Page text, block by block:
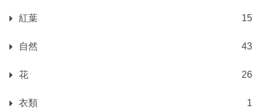
紅葉 15
自然 43
花 26
衣類 1